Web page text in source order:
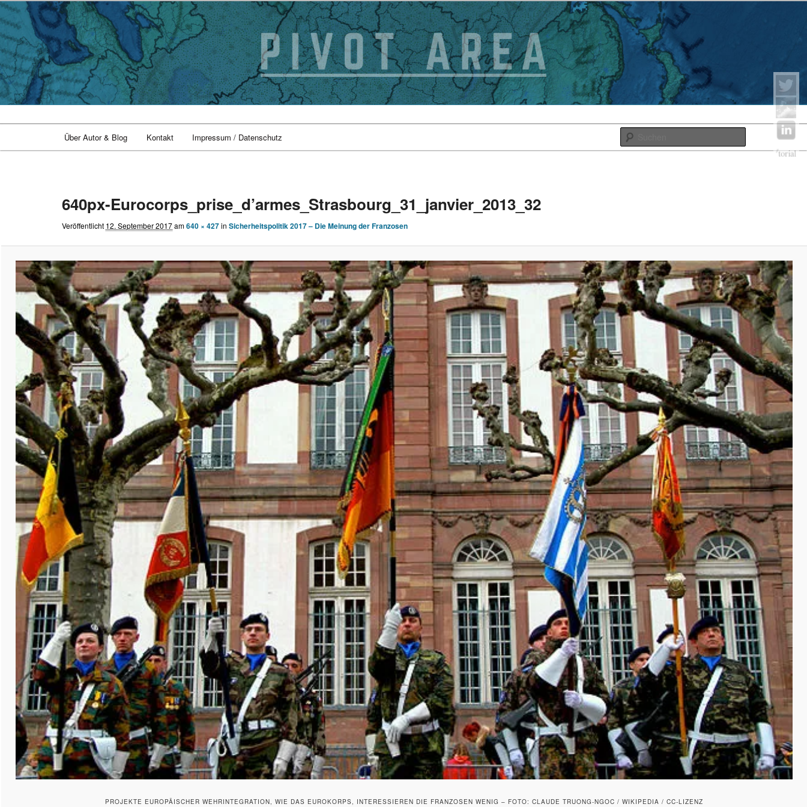
primären
springen
Sicherheitspolitik, Außenpolitik, Geopolitik
Über Autor & Blog Kontakt Impressum / Datenschutz
640px-Eurocorps_prise_d’armes_Strasbourg_31_janvier_2013_32
Veröffentlicht 12. September 2017am640 × 427inSicherheitspolitik 2017 – Die Meinung der Franzosen
PROJEKTE EUROPÄISCHER WEHRINTEGRATION, WIE DAS EUROKORPS, INTERESSIEREN DIE FRANZOSEN WENIG – FOTO: CLAUDE TRUONG-NGOC / WIKIPEDIA / CC-LIZENZ